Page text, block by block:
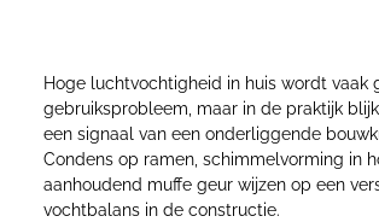
Hoge luchtvochtigheid in huis wordt vaak
gebruiksprobleem, maar in de praktijk
een signaal van een onderliggende
Condens op ramen, schimmelvorming in
aanhoudend muffe geur wijzen op een
vochtbalans in de constructie.